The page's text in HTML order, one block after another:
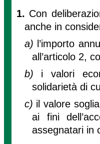
1. Con
anche in
a) l’importo
all’articolo 2,
b) i valori
solidarietà di
c) il valore
ai fini
assegnatari in